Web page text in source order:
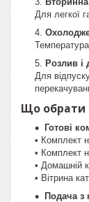
Для легкої
Розлив і
Для
Що обрати
Готові
• Комплект
• Комплект
• Домашній
• Вітрина
Подача з